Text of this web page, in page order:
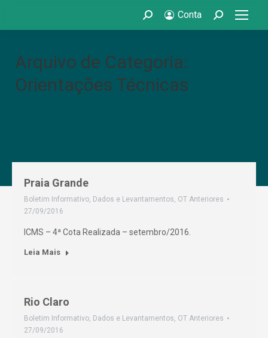
Search: Conta Search:
Arquivo de Categoria:
Orientações Técnicas
Praia Grande
Boletim Informativo, Dados e Levantamentos, OT Anteriores
27/09/2016
ICMS – 4ª Cota Realizada – setembro/2016.
Leia Mais
Rio Claro
Boletim Informativo, Dados e Levantamentos, OT Anteriores
27/09/2016